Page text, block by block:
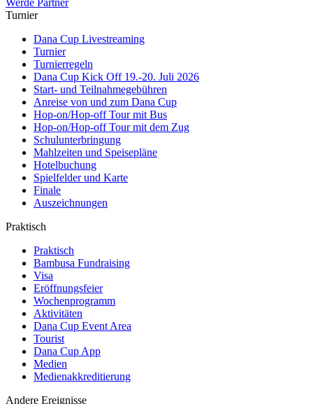
Werde Partner
Turnier
Dana Cup Livestreaming
Turnier
Turnierregeln
Dana Cup Kick Off 19.-20. Juli 2026
Start- und Teilnahmegebühren
Anreise von und zum Dana Cup
Hop-on/Hop-off Tour mit Bus
Hop-on/Hop-off Tour mit dem Zug
Schulunterbringung
Mahlzeiten und Speisepläne
Hotelbuchung
Spielfelder und Karte
Finale
Auszeichnungen
Praktisch
Praktisch
Bambusa Fundraising
Visa
Eröffnungsfeier
Wochenprogramm
Aktivitäten
Dana Cup Event Area
Tourist
Dana Cup App
Medien
Medienakkreditierung
Andere Ereignisse